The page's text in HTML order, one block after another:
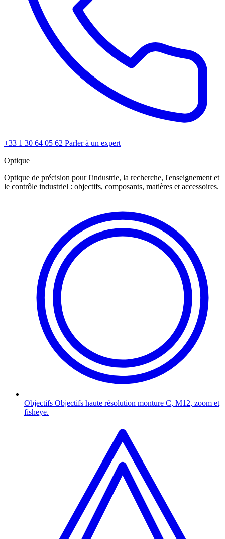
+33 1 30 64 05 62 Parler à un expert
Optique
Optique de précision pour l'industrie, la recherche, l'enseignement et
le contrôle industriel : objectifs, composants, matières et accessoires.
Objectifs Objectifs haute résolution monture C, M12, zoom et
fisheye.